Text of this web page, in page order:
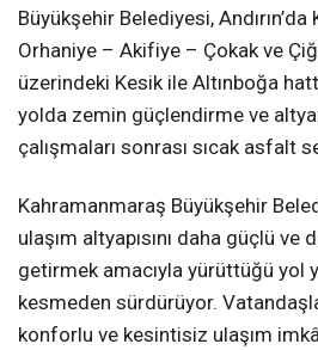
Büyükşehir Belediyesi,
Orhaniye – Akifiye – Çokak ve
üzerindeki Kesik ile Altınboğa
yolda zemin güçlendirme ve
çalışmaları sonrası sıcak asfalt
Kahramanmaraş Büyükşehir
ulaşım altyapısını daha güçlü ve
getirmek amacıyla yürüttüğü yol
kesmeden sürdürüyor.
konforlu ve kesintisiz ulaşım